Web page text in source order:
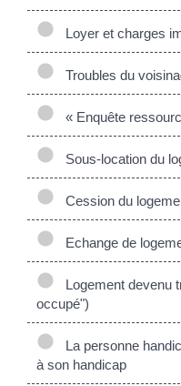
Loyer et charges
Troubles du
« Enquête
Sous-location du
Cession du
Echange de
Logement devenu
occupé")
La personne
à son handicap